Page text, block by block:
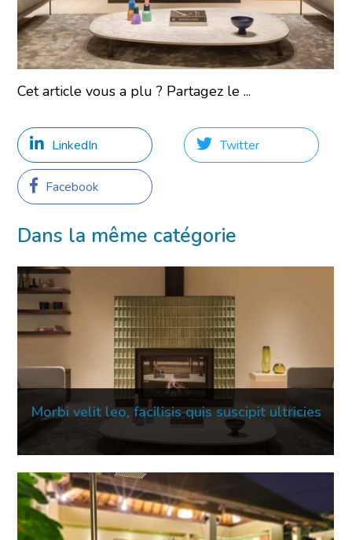
Cet article vous a plu ? Partagez le ...
LinkedIn Twitter
Facebook
Dans la même catégorie
Morbi velit leo, facilisis quis suscipit ultricies